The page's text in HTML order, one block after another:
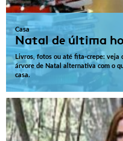
Casa
Natal de última
Livros, fotos ou até fita-crepe: veja
árvore de Natal alternativa com o
casa.